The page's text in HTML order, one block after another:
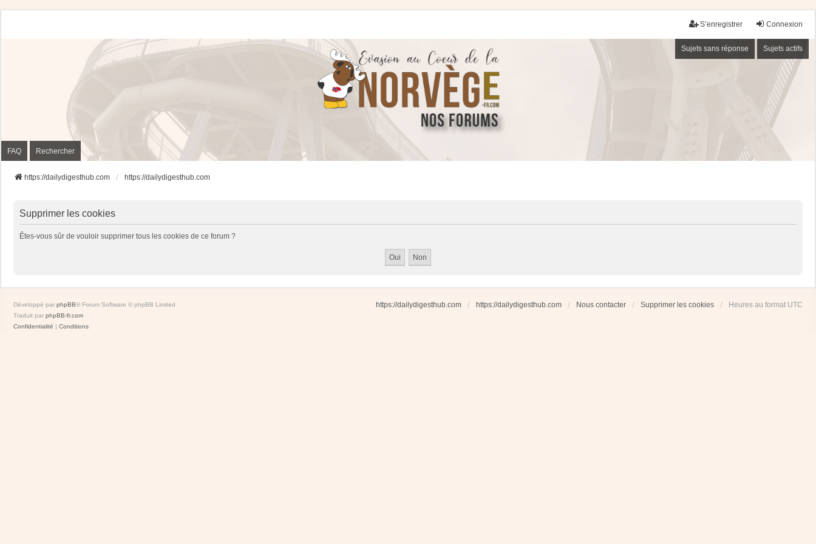
Connexion
S’enregistrer
Sujets sans réponse Sujets actifs
FAQ Rechercher
https://dailydigesthub.com https://dailydigesthub.com
Supprimer les cookies
Êtes-vous sûr de vouloir supprimer tous les cookies de ce forum ?
https://dailydigesthub.com https://dailydigesthub.com Nous contacter Supprimer les cookies Heures au format UTC
Développé par phpBB® Forum Software © phpBB Limited
Traduit par phpBB-fr.com
Confidentialité | Conditions